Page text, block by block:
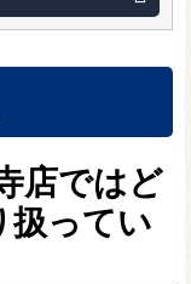
店ではど
扱ってい